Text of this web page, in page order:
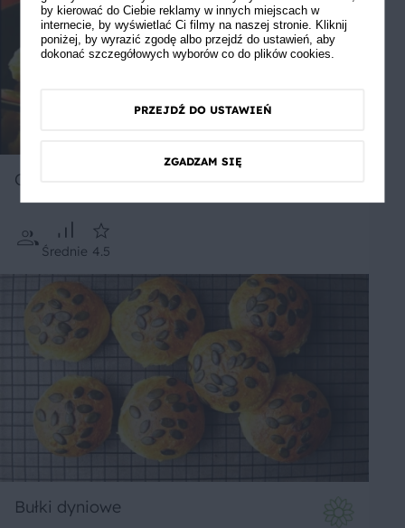
Owocowa owsianka
Średnie 4.5
Bułki dyniowe
by kierować do Ciebie reklamy w innych miejscach w
internecie, by wyświetlać Ci filmy na naszej stronie. Kliknij
poniżej, by wyrazić zgodę albo przejdź do ustawień, aby
dokonać szczegółowych wyborów co do plików cookies.
PRZEJDŹ DO USTAWIEŃ
ZGADZAM SIĘ